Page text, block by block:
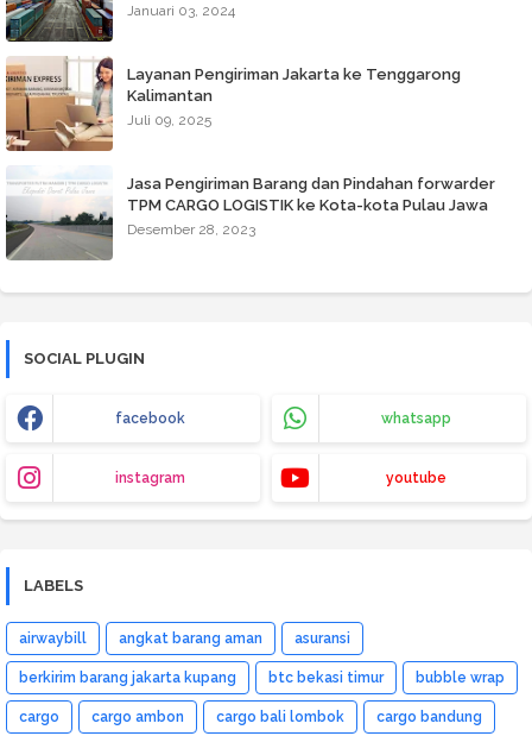
Januari 03, 2024
Layanan Pengiriman Jakarta ke Tenggarong
Kalimantan
Juli 09, 2025
Jasa Pengiriman Barang dan Pindahan forwarder
TPM CARGO LOGISTIK ke Kota-kota Pulau Jawa
Desember 28, 2023
SOCIAL PLUGIN
facebook whatsapp
instagram youtube
LABELS
airwaybill angkat barang aman asuransi
berkirim barang jakarta kupang btc bekasi timur bubble wrap
cargo cargo ambon cargo bali lombok cargo bandung